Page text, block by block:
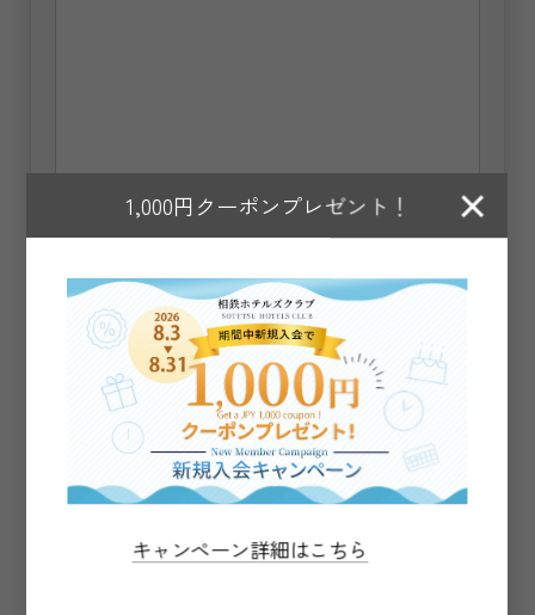
1,000円クーポンプレゼント！ ×
キャンペーン詳細はこちら